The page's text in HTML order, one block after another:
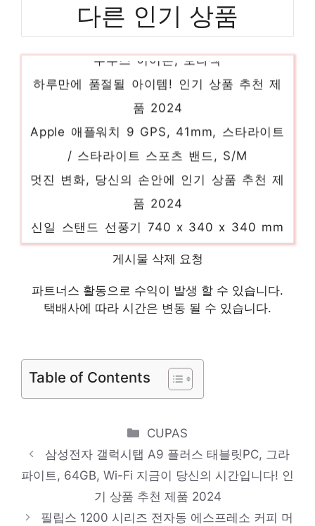
다른 인기 상품
Toocki 투키 TWS 무선 LED 5.3 커널형 불
하루만에 품절될 아이템! 인기 상품 추천 제
품 2024
Apple 애플워치 9 GPS, 41mm, 스타라이트
/ 스타라이트 스포츠 밴드, S/M
멋진 변화, 당신의 손안에 인기 상품 추천 제
품 2024
신일 스탠드 선풍기 740 x 340 x 340 mm
SIF-P12MS
당신만의 독특한 스타일링 인기 상품 추천 제
삼성전자 갤럭시 워치6 40mm, 골드, 블루투
2024
오늘의 스페셜 아이템, 지금 확인! 인기 상품
추천 제품 2024
카멜 싱글 모니터암 CA-1 + 홀타입, 1세트
당신을 더 빛내줄 특별함 인기 상품 추천 제
게시물 삭제 요청
파트너스 활동으로 수익이 발생 할 수 있습니다.
택배사에 따라 시간은 변동 될 수 있습니다.
Table of Contents
Categories
CUPAS
삼성전자 갤럭시탭 A9 플러스 태블릿PC, 그라
파이트, 64GB, Wi-Fi 지금이 당신의 시간입니다! 인
기 상품 추천 제품 2024
필립스 1200 시리즈 전자동 에스프레소 커피 머